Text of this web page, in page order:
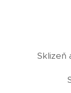
Sklizeň